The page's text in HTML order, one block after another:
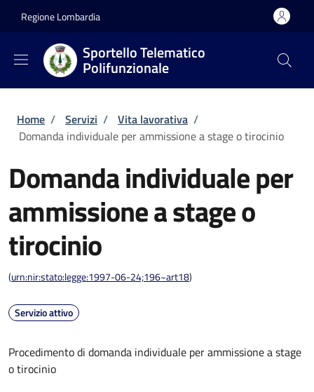
Regione Lombardia
Sportello Telematico
Polifunzionale
Briciole di pane
Home / Servizi / Vita lavorativa /
Domanda individuale per ammissione a stage o tirocinio
Domanda individuale per
ammissione a stage o
tirocinio
(urn:nir:stato:legge:1997-06-24;196~art18)
Servizio attivo
Procedimento di domanda individuale per ammissione a stage
o tirocinio